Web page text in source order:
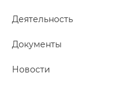
Деятельность
Документы
Новости